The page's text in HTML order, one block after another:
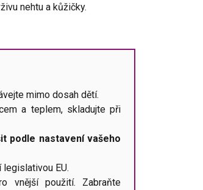
nehtu a kůžičky.
mimo dosah dětí.
a teplem, skladujte při
podle nastavení vašeho
EU.
vnější použití. Zabraňte